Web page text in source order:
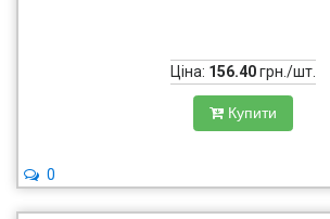
Ціна: 156.40грн./шт.
Купити
0